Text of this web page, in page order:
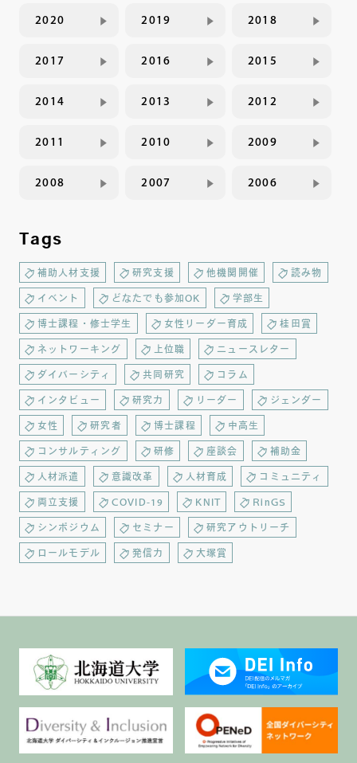
2020 2019 2018
2017 2016 2015
2014 2013 2012
2011 2010 2009
2008 2007 2006
Tags
補助人材支援 研究支援 他機関開催 読み物
イベント どなたでも参加OK 学部生
博士課程・修士学生 女性リーダー育成 桂田賞
ネットワーキング 上位職 ニュースレター
ダイバーシティ 共同研究 コラム
インタビュー 研究力 リーダー ジェンダー
女性 研究者 博士課程 中高生
コンサルティング 研修 座談会 補助金
人材派遣 意識改革 人材育成 コミュニティ
両立支援 COVID-19 KNIT RinGS
シンポジウム セミナー 研究アウトリーチ
ロールモデル 発信力 大塚賞